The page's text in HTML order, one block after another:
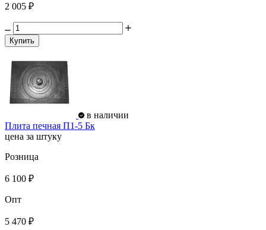
2 005 ₽
Купить
в наличии
Плита печная П1-5 Бк
цена за штуку
Розница
6 100 ₽
Опт
5 470 ₽